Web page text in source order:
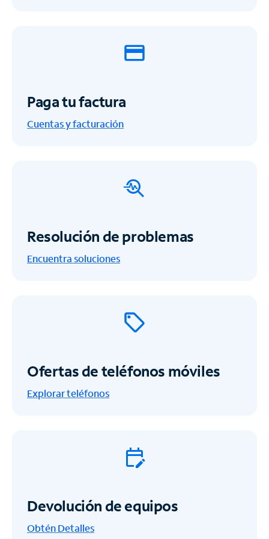
Paga tu factura
Cuentas y facturación
Resolución de problemas
Encuentra soluciones
Ofertas de teléfonos móviles
Explorar teléfonos
Devolución de equipos
ObténDetalles